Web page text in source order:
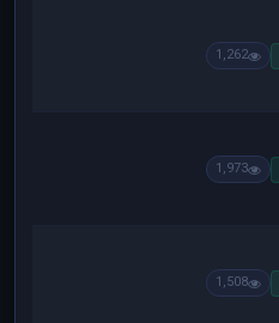
1,262
1,973
1,508